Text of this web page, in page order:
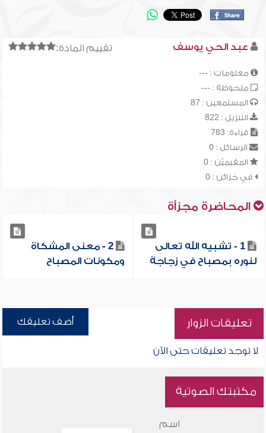
تقييم المادة: عبد الحي يوسف
معلومات : ---
ملحوظة : ---
المستمعين : 87
التنزيل : 822
قراءة: 783
الرسائل : 0
المقيميّن : 0
في خزائن : 0
المحاضرة مجزأة
1 - تشبيه الله تعالى
لنوره بمصباح في زجاجة
2 - معنى المشكاة
ومكونات المصباح
تعليقات الزوار أضف تعليقك
لا توجد تعليقات حتى الآن
مكتبتك الصوتية
اسم